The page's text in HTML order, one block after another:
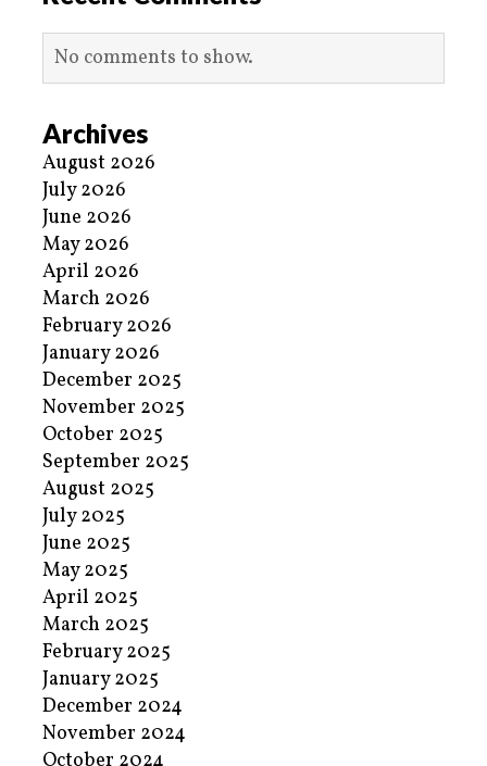
No comments to show.
Archives
August 2026
July 2026
June 2026
May 2026
April 2026
March 2026
February 2026
January 2026
December 2025
November 2025
October 2025
September 2025
August 2025
July 2025
June 2025
May 2025
April 2025
March 2025
February 2025
January 2025
December 2024
November 2024